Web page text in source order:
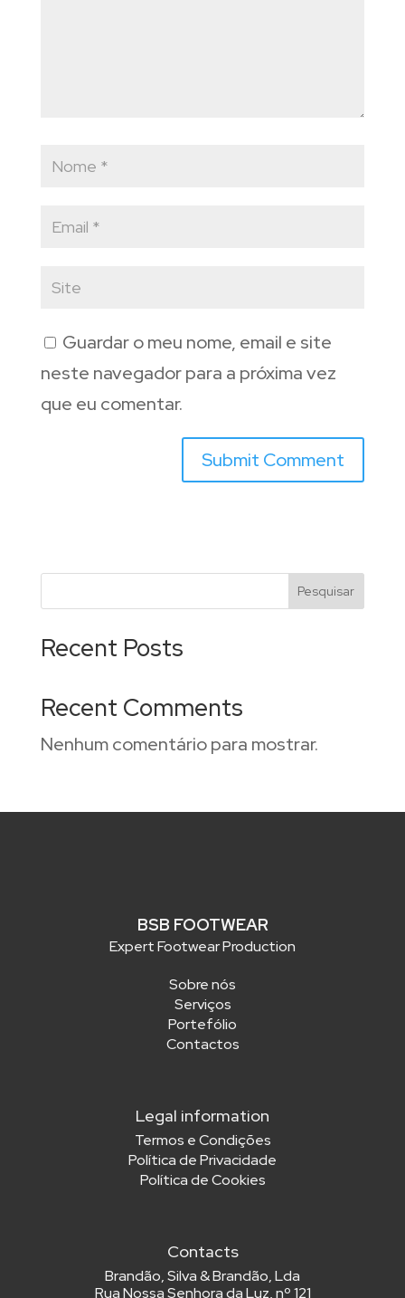
Guardar o meu nome, email e site
neste navegador para a próxima vez
que eu comentar.
Pesquisar
Recent Posts
Recent Comments
Nenhum comentário para mostrar.
BSB FOOTWEAR
Expert Footwear Production
Sobre nós
Serviços
Portefólio
Contactos
Legal information
Termos e Condições
Política de Privacidade
Política de Cookies
Contacts
Brandão, Silva & Brandão, Lda
Rua Nossa Senhora da Luz, nº 121